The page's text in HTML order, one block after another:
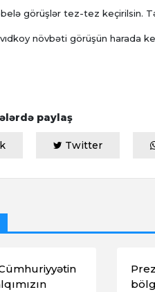
belə görüşlər tez-tez keçirilsin.
növbəti görüşün harada
paylaş
Twitter